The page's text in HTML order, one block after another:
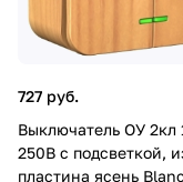
727 руб.
Выключатель ОУ 2кл
250B с подсветкой,
пластина ясень